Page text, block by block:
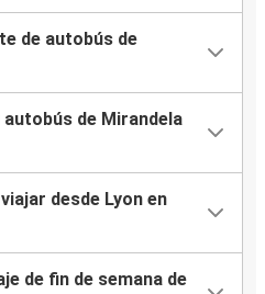
de autobús de
de Mirandela
desde Lyon en
de fin de semana de